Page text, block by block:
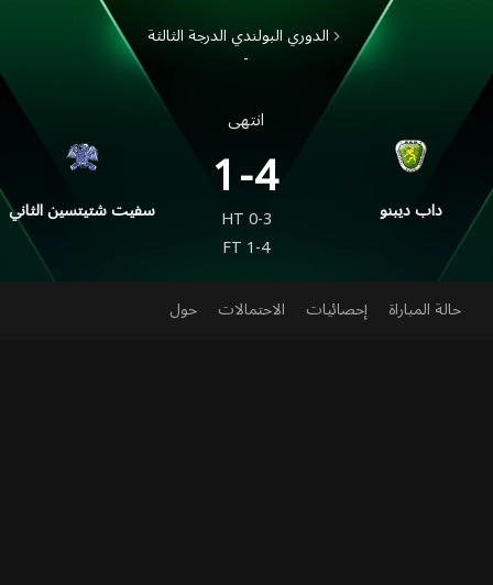
سفيت شتيتسين الثاني
الدوري البولندي الدرجة الثالثة
-
انتهى
1-4
HT0-3
FT1-4
داب ديبنو
حالة المباراة إحصائيات الاحتمالات حول